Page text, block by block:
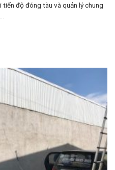
độ đóng tàu và quản lý chung